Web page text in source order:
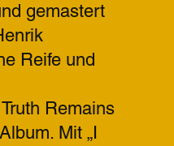
gemastert
Reife und
Remains
Mit „I